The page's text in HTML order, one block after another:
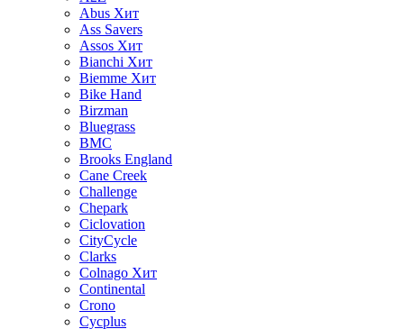
Abus Хит
Ass Savers
Assos Хит
Bianchi Хит
Biemme Хит
Bike Hand
Birzman
Bluegrass
BMC
Brooks England
Cane Creek
Challenge
Chepark
Ciclovation
CityCycle
Clarks
Colnago Хит
Continental
Crono
Cycplus